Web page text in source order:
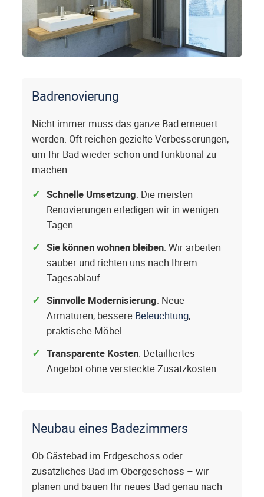
Badrenovierung
Nicht immer muss das ganze Bad erneuert
werden. Oft reichen gezielte Verbesserungen,
um Ihr Bad wieder schön und funktional zu
machen.
Schnelle Umsetzung: Die meisten
Renovierungen erledigen wir in wenigen
Tagen
Sie können wohnen bleiben: Wir arbeiten
sauber und richten uns nach Ihrem
Tagesablauf
Sinnvolle Modernisierung: Neue
Armaturen, bessere Beleuchtung,
praktische Möbel
Transparente Kosten: Detailliertes
Angebot ohne versteckte Zusatzkosten
Neubau eines Badezimmers
Ob Gästebad im Erdgeschoss oder
zusätzliches Bad im Obergeschoss – wir
planen und bauen Ihr neues Bad genau nach